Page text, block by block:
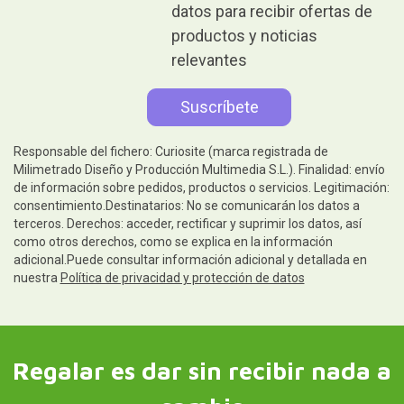
datos para recibir ofertas de
productos y noticias
relevantes
Responsable del fichero: Curiosite (marca registrada de
Milimetrado Diseño y Producción Multimedia S.L.). Finalidad: envío
de información sobre pedidos, productos o servicios. Legitimación:
consentimiento.Destinatarios: No se comunicarán los datos a
terceros. Derechos: acceder, rectificar y suprimir los datos, así
como otros derechos, como se explica en la información
adicional.Puede consultar información adicional y detallada en
nuestra Política de privacidad y protección de datos
Regalar es dar sin recibir nada a